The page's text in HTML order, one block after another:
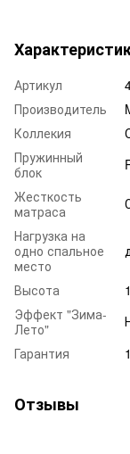
Артикул
Производитель
Коллекия
Пружинный
блок
Жесткость
матраса
Нагрузка на
одно спальное
место
Высота
Эффект "Зима-
Лето"
Гарантия
Отзывы